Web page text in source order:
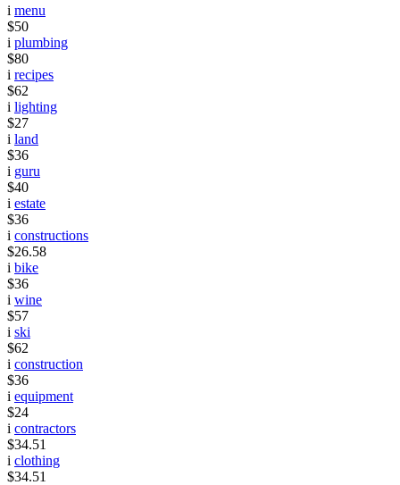
i menu
$50
i plumbing
$80
i recipes
$62
i lighting
$27
i land
$36
i guru
$40
i estate
$36
i constructions
$26.58
i bike
$36
i wine
$57
i ski
$62
i construction
$36
i equipment
$24
i contractors
$34.51
i clothing
$34.51